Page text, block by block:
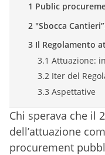
1 Public
2 "Sbocca
3 Il Regolamento
3.1 Attuazione:
3.2 Iter del
3.3 Aspettative
Chi sperava che il
dell’attuazione
procurement